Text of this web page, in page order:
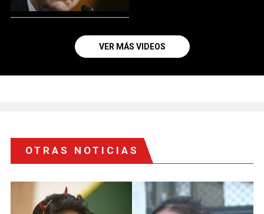
VER MÁS VIDEOS
OTRAS NOTICIAS